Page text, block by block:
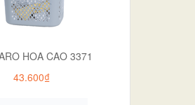
HOA CAO 3371
43.600₫